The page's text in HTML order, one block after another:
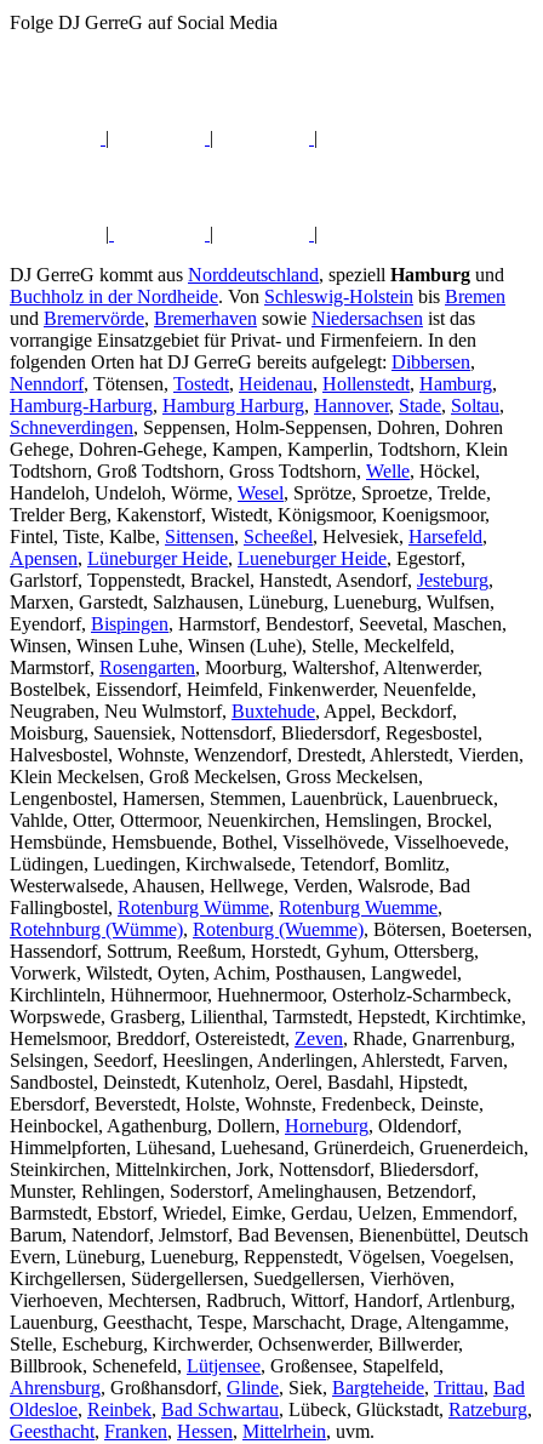
Folge DJ GerreG auf Social Media
| | |
| |
|
DJ GerreG kommt aus Norddeutschland, speziell Hamburg und
Buchholz in der Nordheide. Von Schleswig-Holstein bis Bremen
und Bremervörde, Bremerhaven sowie Niedersachsen ist das
vorrangige Einsatzgebiet für Privat- und Firmenfeiern. In den
folgenden Orten hat DJ GerreG bereits aufgelegt: Dibbersen,
Nenndorf, Tötensen, Tostedt, Heidenau, Hollenstedt, Hamburg,
Hamburg-Harburg, Hamburg Harburg, Hannover, Stade, Soltau,
Schneverdingen, Seppensen, Holm-Seppensen, Dohren, Dohren
Gehege, Dohren-Gehege, Kampen, Kamperlin, Todtshorn, Klein
Todtshorn, Groß Todtshorn, Gross Todtshorn, Welle, Höckel,
Handeloh, Undeloh, Wörme, Wesel, Sprötze, Sproetze, Trelde,
Trelder Berg, Kakenstorf, Wistedt, Königsmoor, Koenigsmoor,
Fintel, Tiste, Kalbe, Sittensen, Scheeßel, Helvesiek, Harsefeld,
Apensen, Lüneburger Heide, Lueneburger Heide, Egestorf,
Garlstorf, Toppenstedt, Brackel, Hanstedt, Asendorf, Jesteburg,
Marxen, Garstedt, Salzhausen, Lüneburg, Lueneburg, Wulfsen,
Eyendorf, Bispingen, Harmstorf, Bendestorf, Seevetal, Maschen,
Winsen, Winsen Luhe, Winsen (Luhe), Stelle, Meckelfeld,
Marmstorf, Rosengarten, Moorburg, Waltershof, Altenwerder,
Bostelbek, Eissendorf, Heimfeld, Finkenwerder, Neuenfelde,
Neugraben, Neu Wulmstorf, Buxtehude, Appel, Beckdorf,
Moisburg, Sauensiek, Nottensdorf, Bliedersdorf, Regesbostel,
Halvesbostel, Wohnste, Wenzendorf, Drestedt, Ahlerstedt, Vierden,
Klein Meckelsen, Groß Meckelsen, Gross Meckelsen,
Lengenbostel, Hamersen, Stemmen, Lauenbrück, Lauenbrueck,
Vahlde, Otter, Ottermoor, Neuenkirchen, Hemslingen, Brockel,
Hemsbünde, Hemsbuende, Bothel, Visselhövede, Visselhoevede,
Lüdingen, Luedingen, Kirchwalsede, Tetendorf, Bomlitz,
Westerwalsede, Ahausen, Hellwege, Verden, Walsrode, Bad
Fallingbostel, Rotenburg Wümme, Rotenburg Wuemme,
Rotehnburg (Wümme), Rotenburg (Wuemme), Bötersen, Boetersen,
Hassendorf, Sottrum, Reeßum, Horstedt, Gyhum, Ottersberg,
Vorwerk, Wilstedt, Oyten, Achim, Posthausen, Langwedel,
Kirchlinteln, Hühnermoor, Huehnermoor, Osterholz-Scharmbeck,
Worpswede, Grasberg, Lilienthal, Tarmstedt, Hepstedt, Kirchtimke,
Hemelsmoor, Breddorf, Ostereistedt, Zeven, Rhade, Gnarrenburg,
Selsingen, Seedorf, Heeslingen, Anderlingen, Ahlerstedt, Farven,
Sandbostel, Deinstedt, Kutenholz, Oerel, Basdahl, Hipstedt,
Ebersdorf, Beverstedt, Holste, Wohnste, Fredenbeck, Deinste,
Heinbockel, Agathenburg, Dollern, Horneburg, Oldendorf,
Himmelpforten, Lühesand, Luehesand, Grünerdeich, Gruenerdeich,
Steinkirchen, Mittelnkirchen, Jork, Nottensdorf, Bliedersdorf,
Munster, Rehlingen, Soderstorf, Amelinghausen, Betzendorf,
Barmstedt, Ebstorf, Wriedel, Eimke, Gerdau, Uelzen, Emmendorf,
Barum, Natendorf, Jelmstorf, Bad Bevensen, Bienenbüttel, Deutsch
Evern, Lüneburg, Lueneburg, Reppenstedt, Vögelsen, Voegelsen,
Kirchgellersen, Südergellersen, Suedgellersen, Vierhöven,
Vierhoeven, Mechtersen, Radbruch, Wittorf, Handorf, Artlenburg,
Lauenburg, Geesthacht, Tespe, Marschacht, Drage, Altengamme,
Stelle, Escheburg, Kirchwerder, Ochsenwerder, Billwerder,
Billbrook, Schenefeld, Lütjensee, Großensee, Stapelfeld,
Ahrensburg, Großhansdorf, Glinde, Siek, Bargteheide, Trittau, Bad
Oldesloe, Reinbek, Bad Schwartau, Lübeck, Glückstadt, Ratzeburg,
Geesthacht, Franken, Hessen, Mittelrhein, uvm.